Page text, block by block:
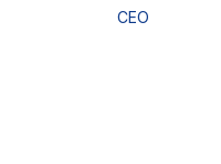
CEO